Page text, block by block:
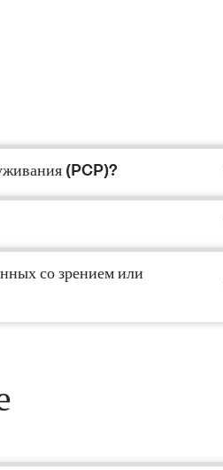
(PCP)?
со зрением или